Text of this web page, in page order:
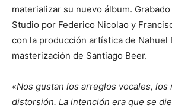
materializar su nuevo álbum.
Studio por Federico Nicolao y
con la producción artística de Nahuel
masterización de Santiago Beer.
«Nos gustan los arreglos vocales, los
distorsión. La intención era que se